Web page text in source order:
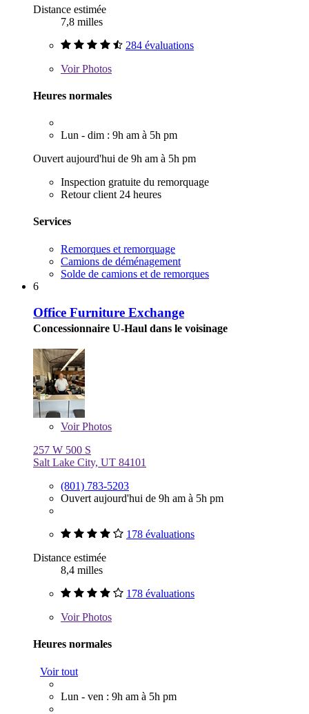
Distance estimée
7,8 milles
284 évaluations
VoirPhotos
Heures normales
Lun - dim : 9h am à 5h pm
Ouvert aujourd'hui de 9h am à 5h pm
Inspection gratuite du remorquage
Retour client 24 heures
Services
Remorques et remorquage
Camions de déménagement
Solde de camions et de remorques
6
Office Furniture Exchange
Concessionnaire U-Haul dans le voisinage
VoirPhotos
257 W 500 S
Salt Lake City, UT 84101
(801) 783-5203
Ouvert aujourd'hui de 9h am à 5h pm
178 évaluations
Distance estimée
8,4 milles
178 évaluations
VoirPhotos
Heures normales
Voir tout
Lun - ven : 9h am à 5h pm